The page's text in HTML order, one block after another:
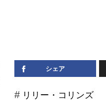
シェア
リリー・コリンズ